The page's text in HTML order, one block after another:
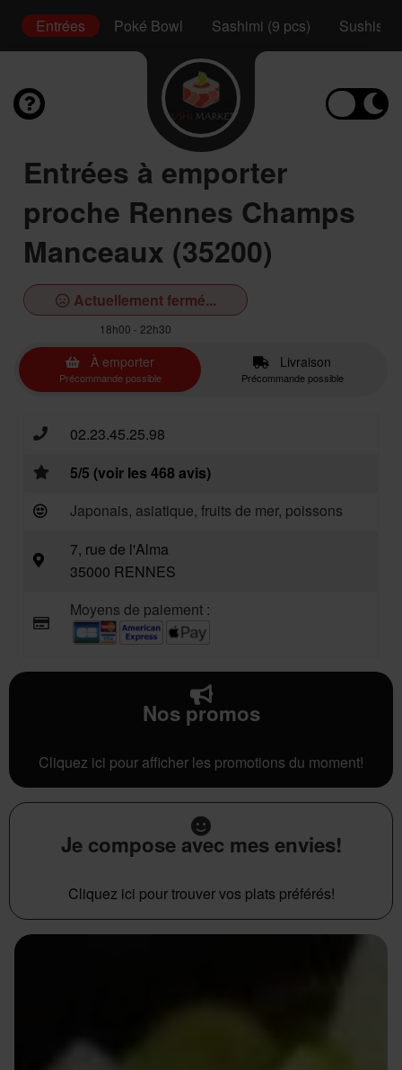
Entrées Poké Bowl Sashimi (9 pcs) Sushis
Entrées à emporter
proche Rennes Champs
Manceaux (35200)
Actuellement fermé...
18h00 - 22h30
À emporter
Précommande possible
Livraison
Précommande possible
02.23.45.25.98
5/5 (voir les 468 avis)
Japonais, asiatique, fruits de mer, poissons
7, rue de l'Alma
35000 RENNES
Moyens de paiement :
Nos promos
Cliquez ici pour afficher les promotions du moment!
Je compose avec mes envies!
Cliquez ici pour trouver vos plats préférés!